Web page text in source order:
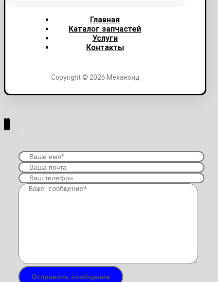
Главная
Каталог запчастей
Услуги
Контакты
Copyright © 2026 Механоид